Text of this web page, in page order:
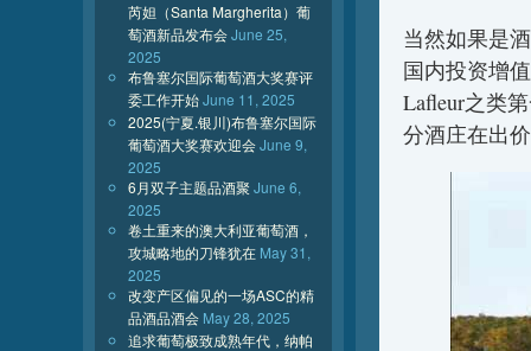
当然如果是
国内投资增
Lafleur之类
分酒庄在出
芮妲（Santa Margherita）葡
萄酒新品发布会June 25,
2025
布鲁塞尔国际葡萄酒大奖赛评
委工作开始June 11, 2025
2025(宁夏.银川)布鲁塞尔国际
葡萄酒大奖赛欢迎会June 9,
2025
6月双子主题品酒聚 June 6,
2025
卷土重来的澳大利亚葡萄酒，
攻城略地的刀锋犹在 May 31,
2025
改变产区偏见的一场ASC的精
品酒品酒会 May 28, 2025
追求葡萄极致成熟年代，纳帕